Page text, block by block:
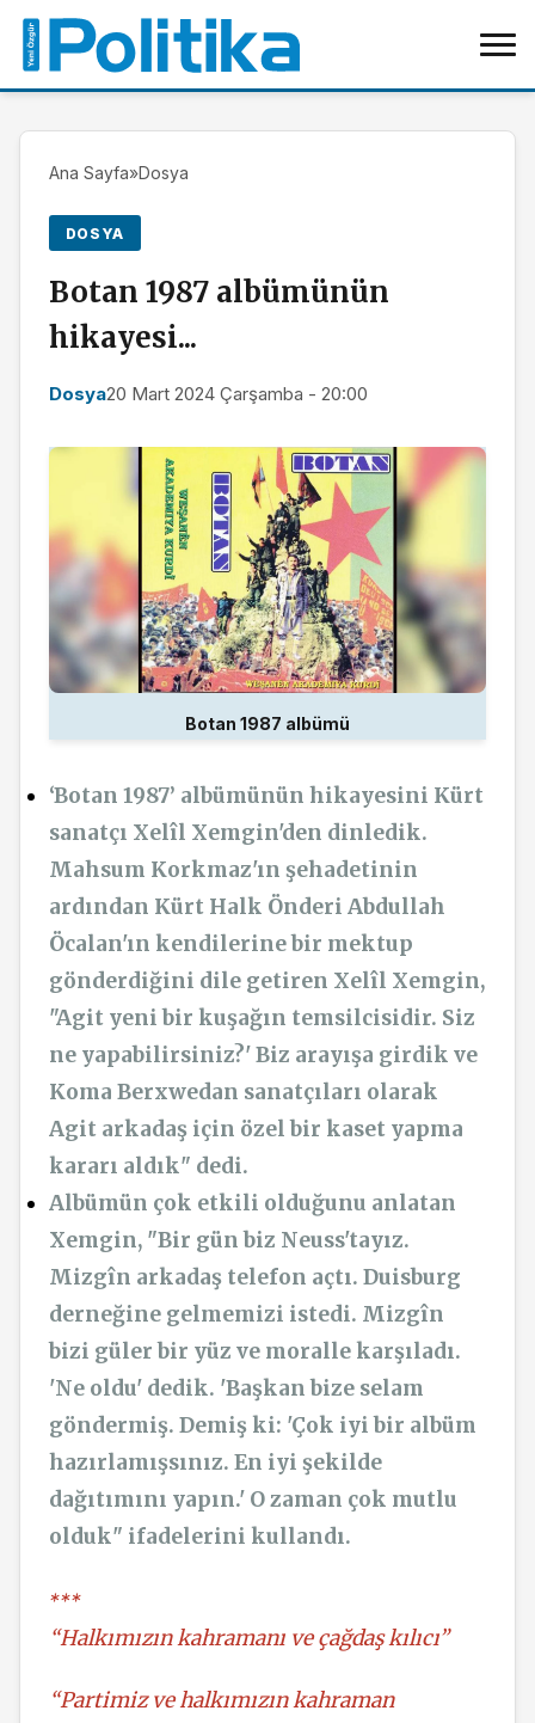
Ana Sayfa»Dosya
DOSYA
Botan 1987 albümünün
hikayesi...
Dosya20 Mart 2024 Çarşamba - 20:00
Botan 1987 albümü
‘Botan 1987’ albümünün hikayesini Kürt
sanatçı Xelîl Xemgin'den dinledik.
Mahsum Korkmaz'ın şehadetinin
ardından Kürt Halk Önderi Abdullah
Öcalan'ın kendilerine bir mektup
gönderdiğini dile getiren Xelîl Xemgin,
"Agit yeni bir kuşağın temsilcisidir. Siz
ne yapabilirsiniz?' Biz arayışa girdik ve
Koma Berxwedan sanatçıları olarak
Agit arkadaş için özel bir kaset yapma
kararı aldık" dedi.
Albümün çok etkili olduğunu anlatan
Xemgin, "Bir gün biz Neuss'tayız.
Mizgîn arkadaş telefon açtı. Duisburg
derneğine gelmemizi istedi. Mizgîn
bizi güler bir yüz ve moralle karşıladı.
'Ne oldu' dedik. 'Başkan bize selam
göndermiş. Demiş ki: 'Çok iyi bir albüm
hazırlamışsınız. En iyi şekilde
dağıtımını yapın.' O zaman çok mutlu
olduk" ifadelerini kullandı.
***
“Halkımızın kahramanı ve çağdaş kılıcı”
“Partimiz ve halkımızın kahraman